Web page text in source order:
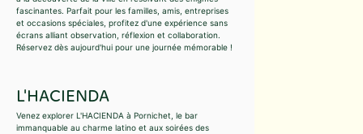
fascinantes. Parfait pour les familles, amis, entreprises
et occasions spéciales, profitez d'une expérience sans
écrans alliant observation, réflexion et collaboration.
Réservez dès aujourd'hui pour une journée mémorable !
L'HACIENDA
Venez explorer L'HACIENDA à Pornichet, le bar
immanquable au charme latino et aux soirées des